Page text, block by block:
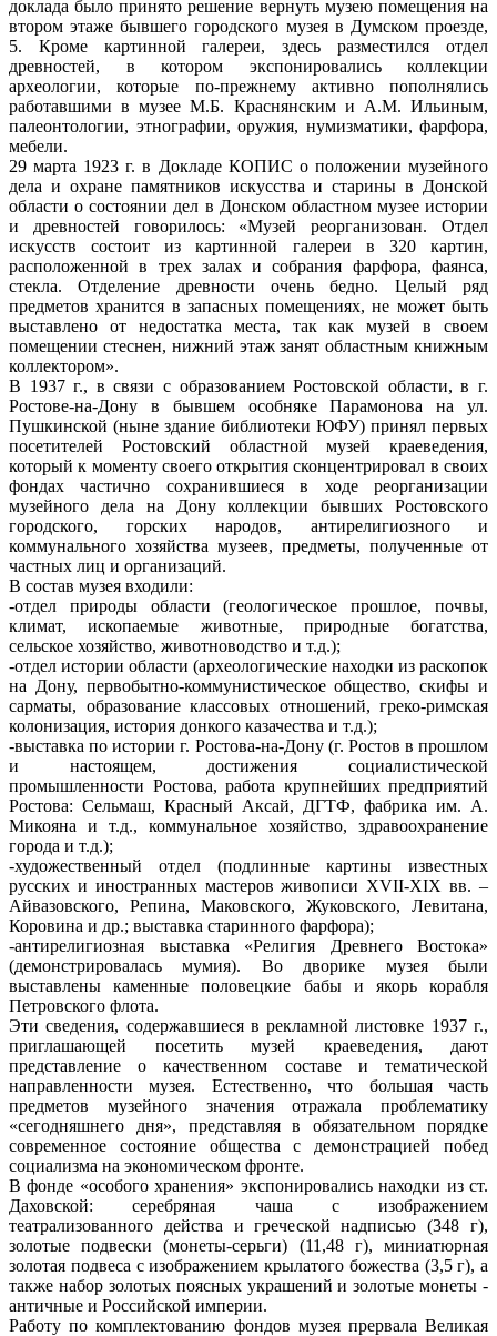
доклада было принято решение вернуть музею помещения на
втором этаже бывшего городского музея в Думском проезде,
5. Кроме картинной галереи, здесь разместился отдел
древностей, в котором экспонировались коллекции
археологии, которые по-прежнему активно пополнялись
работавшими в музее М.Б. Краснянским и А.М. Ильиным,
палеонтологии, этнографии, оружия, нумизматики, фарфора,
мебели.
29 марта 1923 г. в Докладе КОПИС о положении музейного
дела и охране памятников искусства и старины в Донской
области о состоянии дел в Донском областном музее истории
и древностей говорилось: «Музей реорганизован. Отдел
искусств состоит из картинной галереи в 320 картин,
расположенной в трех залах и собрания фарфора, фаянса,
стекла. Отделение древности очень бедно. Целый ряд
предметов хранится в запасных помещениях, не может быть
выставлено от недостатка места, так как музей в своем
помещении стеснен, нижний этаж занят областным книжным
коллектором».
В 1937 г., в связи с образованием Ростовской области, в г.
Ростове-на-Дону в бывшем особняке Парамонова на ул.
Пушкинской (ныне здание библиотеки ЮФУ) принял первых
посетителей Ростовский областной музей краеведения,
который к моменту своего открытия сконцентрировал в своих
фондах частично сохранившиеся в ходе реорганизации
музейного дела на Дону коллекции бывших Ростовского
городского, горских народов, антирелигиозного и
коммунального хозяйства музеев, предметы, полученные от
частных лиц и организаций.
В состав музея входили:
-отдел природы области (геологическое прошлое, почвы,
климат, ископаемые животные, природные богатства,
сельское хозяйство, животноводство и т.д.);
-отдел истории области (археологические находки из раскопок
на Дону, первобытно-коммунистическое общество, скифы и
сарматы, образование классовых отношений, греко-римская
колонизация, история донкого казачества и т.д.);
-выставка по истории г. Ростова-на-Дону (г. Ростов в прошлом
и настоящем, достижения социалистической
промышленности Ростова, работа крупнейших предприятий
Ростова: Сельмаш, Красный Аксай, ДГТФ, фабрика им. А.
Микояна и т.д., коммунальное хозяйство, здравоохранение
города и т.д.);
-художественный отдел (подлинные картины известных
русских и иностранных мастеров живописи ХVII-ХIХ вв. –
Айвазовского, Репина, Маковского, Жуковского, Левитана,
Коровина и др.; выставка старинного фарфора);
-антирелигиозная выставка «Религия Древнего Востока»
(демонстрировалась мумия). Во дворике музея были
выставлены каменные половецкие бабы и якорь корабля
Петровского флота.
Эти сведения, содержавшиеся в рекламной листовке 1937 г.,
приглашающей посетить музей краеведения, дают
представление о качественном составе и тематической
направленности музея. Естественно, что большая часть
предметов музейного значения отражала проблематику
«сегодняшнего дня», представляя в обязательном порядке
современное состояние общества с демонстрацией побед
социализма на экономическом фронте.
В фонде «особого хранения» экспонировались находки из ст.
Даховской: серебряная чаша с изображением
театрализованного действа и греческой надписью (348 г),
золотые подвески (монеты-серьги) (11,48 г), миниатюрная
золотая подвеса с изображением крылатого божества (3,5 г), а
также набор золотых поясных украшений и золотые монеты -
античные и Российской империи.
Работу по комплектованию фондов музея прервала Великая